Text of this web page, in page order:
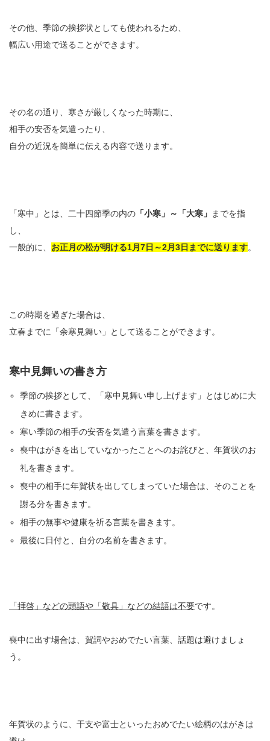
その他、季節の挨拶状としても使われるため、
幅広い用途で送ることができます。
その名の通り、寒さが厳しくなった時期に、
相手の安否を気遣ったり、
自分の近況を簡単に伝える内容で送ります。
「寒中」とは、二十四節季の内の 「小寒」～「大寒」
までを指
し、
一般的に、 お正月の松が明ける1月7日～2月3日までに送ります。
この時期を過ぎた場合は、
立春までに「余寒見舞い」として送ることができます。
寒中見舞いの書き方
季節の挨拶として、「寒中見舞い申し上げます」とはじめに大
きめに書きます。
寒い季節の相手の安否を気遣う言葉を書きます。
喪中はがきを出していなかったことへのお詫びと、年賀状のお
礼を書きます。
喪中の相手に年賀状を出してしまっていた場合は、そのことを
謝る分を書きます。
相手の無事や健康を祈る言葉を書きます。
最後に日付と、自分の名前を書きます。
「拝啓」などの頭語や「敬具」などの結語は不要です。
喪中に出す場合は、賀詞やおめでたい言葉、話題は避けましょ
う。
年賀状のように、干支や富士といったおめでたい絵柄のはがきは